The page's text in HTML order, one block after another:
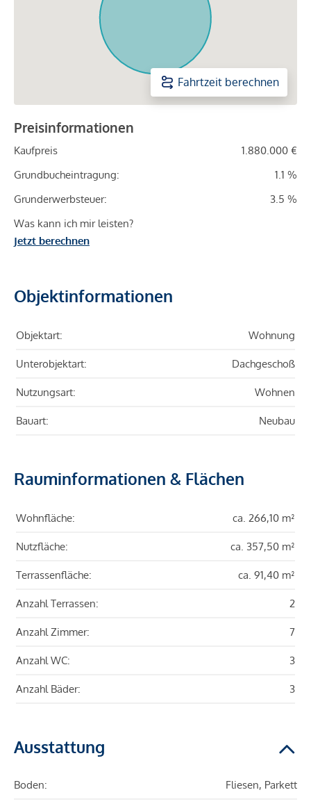
Fahrtzeit berechnen
Preisinformationen
Kaufpreis
1.880.000 €
Grundbucheintragung:
1.1 %
Grunderwerbsteuer:
3.5 %
Was kann ich mir leisten?
Jetzt berechnen
Objektinformationen
Objektart: Wohnung
Unterobjektart: Dachgeschoß
Nutzungsart: Wohnen
Bauart: Neubau
Rauminformationen & Flächen
Wohnfläche: ca. 266,10 m²
Nutzfläche: ca. 357,50 m²
Terrassenfläche: ca. 91,40 m²
Anzahl Terrassen: 2
Anzahl Zimmer: 7
Anzahl WC: 3
Anzahl Bäder: 3
Ausstattung
Boden: Fliesen, Parkett